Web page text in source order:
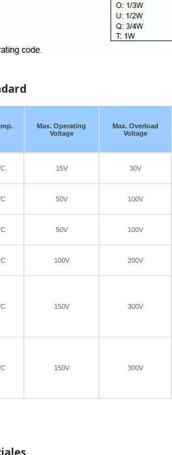
Max. Operating
Voltage
Max. Overload
Voltage
15V 30V
50V 100V
50V 100V
100V 200V
150V 300V
150V 300V